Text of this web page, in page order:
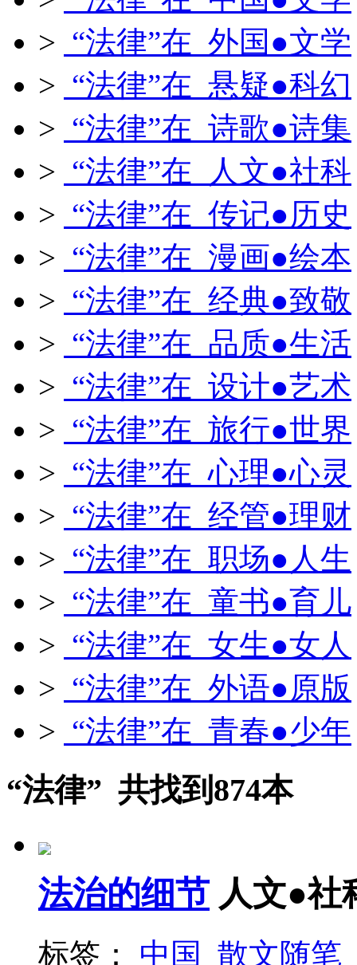
> “法律”在 外国●文学
> “法律”在 悬疑●科幻
> “法律”在 诗歌●诗集
> “法律”在 人文●社科
> “法律”在 传记●历史
> “法律”在 漫画●绘本
> “法律”在 经典●致敬
> “法律”在 品质●生活
> “法律”在 设计●艺术
> “法律”在 旅行●世界
> “法律”在 心理●心灵
> “法律”在 经管●理财
> “法律”在 职场●人生
> “法律”在 童书●育儿
> “法律”在 女生●女人
> “法律”在 外语●原版
> “法律”在 青春●少年
“法律” 共找到874本
法治的细节 人文●社
标签： 中国
散文随笔